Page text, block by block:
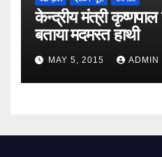
केन्द्रीय मंत्री
बताया मदमस्त हाथी
MAY 5, 2015 ADMIN